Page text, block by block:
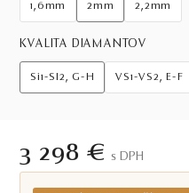
1,6mm 2mm 2,2mm
KVALITA DIAMANTOV
Si1-SI2, G-H VS1-VS2, E-F
3 298 € S DPH